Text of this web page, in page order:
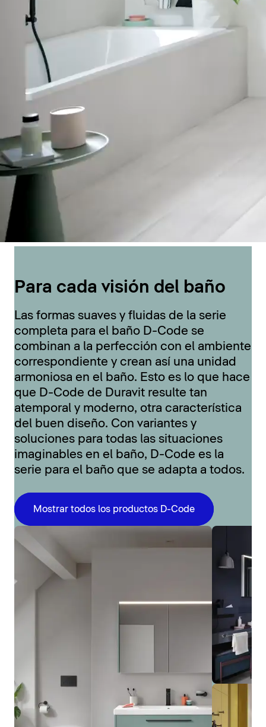
Para cada visión del baño
Las formas suaves y fluidas de la serie
completa para el baño D-Code se
combinan a la perfección con el ambiente
correspondiente y crean así una unidad
armoniosa en el baño. Esto es lo que hace
que D-Code de Duravit resulte tan
atemporal y moderno, otra característica
del buen diseño. Con variantes y
soluciones para todas las situaciones
imaginables en el baño, D-Code es la
serie para el baño que se adapta a todos.
Mostrar todos los productos D-Code